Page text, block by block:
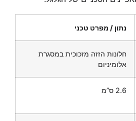
נתון / מפרט טכני
חלונות הזזה מזכוכית במסגרת
אלומיניום
2.6 ס”מ